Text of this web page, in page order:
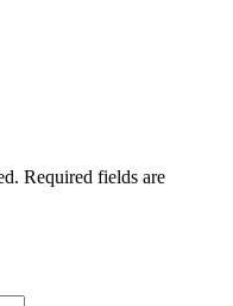
Required fields are